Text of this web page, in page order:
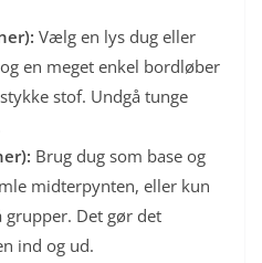
Vælg en lys dug eller
en meget enkel bordløber
stof. Undgå tunge
Brug dug som base og
midterpynten, eller kun
grupper. Det gør det
ind og ud.